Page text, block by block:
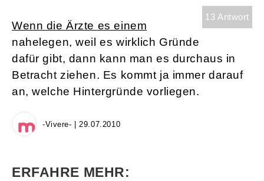
13 Antwort
Wenn die Ärzte es einem
nahelegen, weil es wirklich Gründe
dafür gibt, dann kann man es durchaus in
Betracht ziehen. Es kommt ja immer darauf
an, welche Hintergründe vorliegen.
-Vivere- | 29.07.2010
ERFAHRE MEHR: